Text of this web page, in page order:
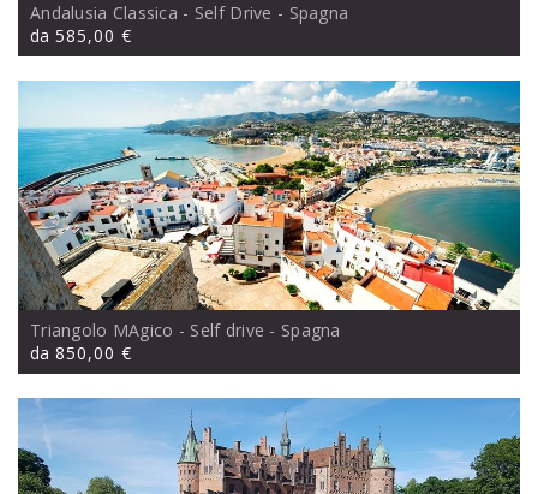
Andalusia Classica - Self Drive - Spagna
da 585,00 €
Triangolo MAgico - Self drive - Spagna
da 850,00 €